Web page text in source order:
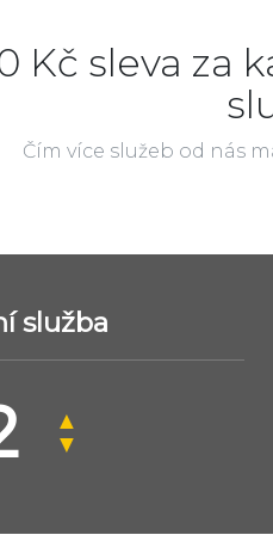
Kč sleva za
Čím více služeb od nás
služba
▲
▼